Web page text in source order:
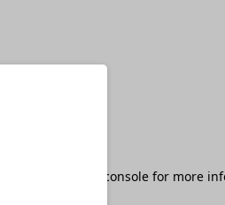
browser console for more